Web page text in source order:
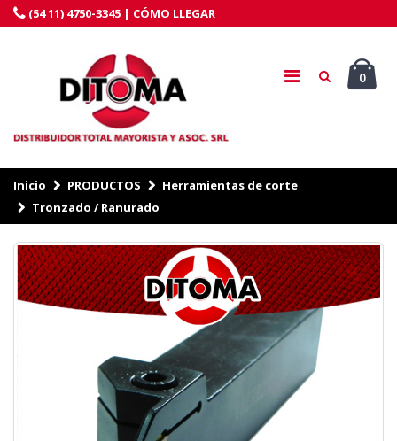
(54 11) 4750-3345 | CÓMO LLEGAR
0
Inicio PRODUCTOS
Herramientas de corte
Tronzado / Ranurado